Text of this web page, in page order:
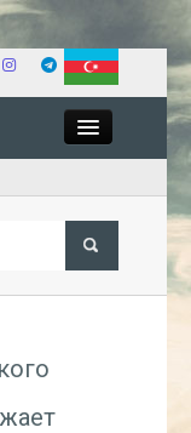
Экономика